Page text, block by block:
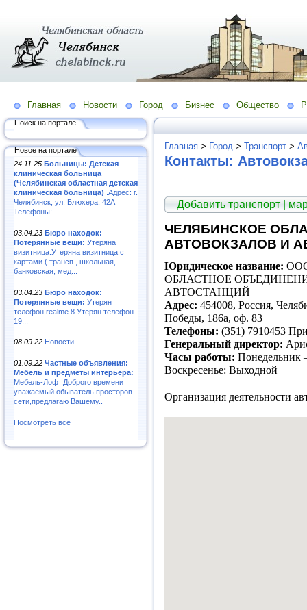
Главная Новости Город Бизнес Общество
Поиск на портале...
Новое на портале
24.11.25 Больницы: Детская
клиническая больница
(Челябинская областная детская
клиническая больница) .Адрес: г.
Челябинск, ул. Блюхера, 42А
Телефоны:..
03.04.23 Бюро находок:
Потерянные вещи: Утеряна
визитница.Утеряна визитница с
картами ( трансп., школьная,
банковская, мед...
03.04.23 Бюро находок:
Потерянные вещи: Утерян
телефон realme 8.Утерян телефон
19...
08.09.22 Новости
01.09.22 Частные объявления:
Мебель и предметы интерьера:
Мебель-Лофт.Доброго времени
уважаемый обыватель просторов
сети,предлагаю Вашему..
Посмотреть все
Главная > Город > Транспорт >
Контакты:
Добавить транспорт |
ЧЕЛЯБИНСКОЕ
АВТОВОКЗАЛОВ И
Юридическое название:
ОБЛАСТНОЕ
АВТОСТАНЦИЙ
Адрес: 454008, Россия,
Победы, 186а, оф. 83
Телефоны: (351) 7910453
Генеральный директор:
Часы работы: Понедельник
Воскресенье: Выходной
Организация деятельности